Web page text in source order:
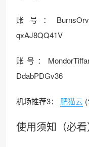
账号：
qxAJ8QQ41V
账号：
DdabPDGv36
机场推荐3： 肥猫云
使用须知（必看